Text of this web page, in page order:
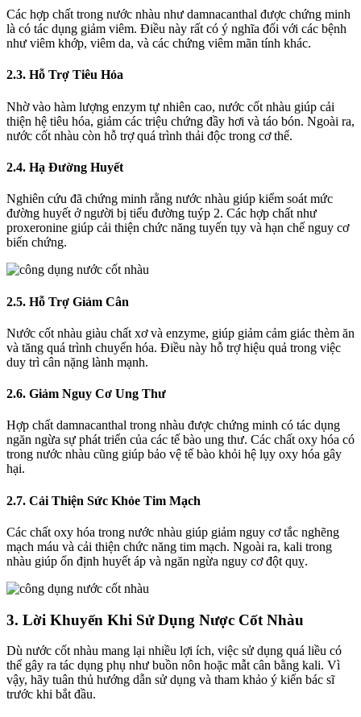
Các hợp chất trong nước nhàu như damnacanthal được chứng minh
là có tác dụng giảm viêm. Điều này rất có ý nghĩa đối với các bệnh
như viêm khớp, viêm da, và các chứng viêm mãn tính khác.
2.3. Hỗ Trợ Tiêu Hóa
Nhờ vào hàm lượng enzym tự nhiên cao, nước cốt nhàu giúp cải
thiện hệ tiêu hóa, giảm các triệu chứng đầy hơi và táo bón. Ngoài ra,
nước cốt nhàu còn hỗ trợ quá trình thải độc trong cơ thể.
2.4. Hạ Đường Huyết
Nghiên cứu đã chứng minh rằng nước nhàu giúp kiểm soát mức
đường huyết ở người bị tiểu đường tuýp 2. Các hợp chất như
proxeronine giúp cải thiện chức năng tuyến tụy và hạn chế nguy cơ
biến chứng.
2.5. Hỗ Trợ Giảm Cân
Nước cốt nhàu giàu chất xơ và enzyme, giúp giảm cảm giác thèm ăn
và tăng quá trình chuyển hóa. Điều này hỗ trợ hiệu quả trong việc
duy trì cân nặng lành mạnh.
2.6. Giảm Nguy Cơ Ung Thư
Hợp chất damnacanthal trong nhàu được chứng minh có tác dụng
ngăn ngừa sự phát triển của các tế bào ung thư. Các chất oxy hóa có
trong nước nhàu cũng giúp bảo vệ tế bào khỏi hệ lụy oxy hóa gây
hại.
2.7. Cải Thiện Sức Khỏe Tim Mạch
Các chất oxy hóa trong nước nhàu giúp giảm nguy cơ tắc nghẽng
mạch máu và cải thiện chức năng tim mạch. Ngoài ra, kali trong
nhàu giúp ổn định huyết áp và ngăn ngừa nguy cơ đột quỵ.
3. Lời Khuyến Khi Sử Dụng Nược Cốt Nhàu
Dù nước cốt nhàu mang lại nhiều lợi ích, việc sử dụng quá liều có
thể gây ra tác dụng phụ như buồn nôn hoặc mẫt cân bằng kali. Vì
vậy, hãy tuân thủ hướng dẫn sử dụng và tham khảo ý kiến bác sĩ
trước khi bắt đầu.